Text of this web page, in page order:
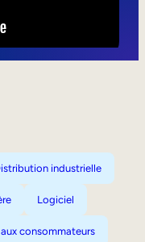
industrielle
Logiciel
consommateurs